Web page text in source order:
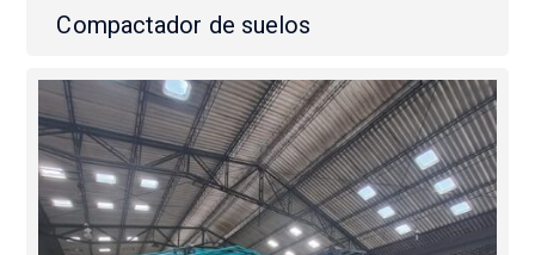
Compactador de suelos